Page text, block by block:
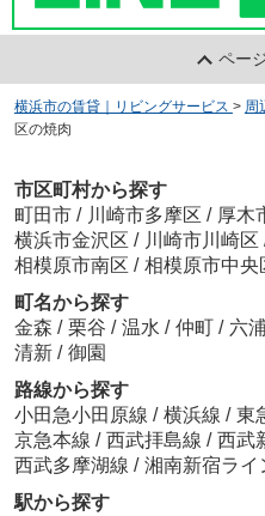
ペー
横浜市の賃貸｜リビングサービス > 周
区の焼肉
市区町村から探す
町田市 / 川崎市多摩区 / 厚木
横浜市金沢区 / 川崎市川崎区
相模原市南区 / 相模原市中央
町名から探す
金森 / 栗谷 / 温水 / 仲町 / 六
清新 / 御園
路線から探す
小田急小田原線 / 横浜線 / 東
京急本線 / 西武拝島線 / 西武
西武多摩湖線 / 湘南新宿ライ
駅から探す